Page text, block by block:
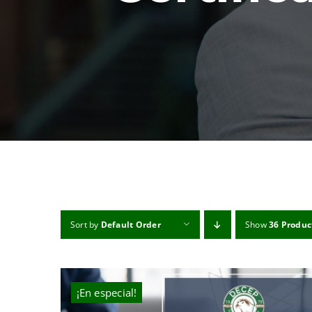
Sort by Default Order Show36
¡En especial!